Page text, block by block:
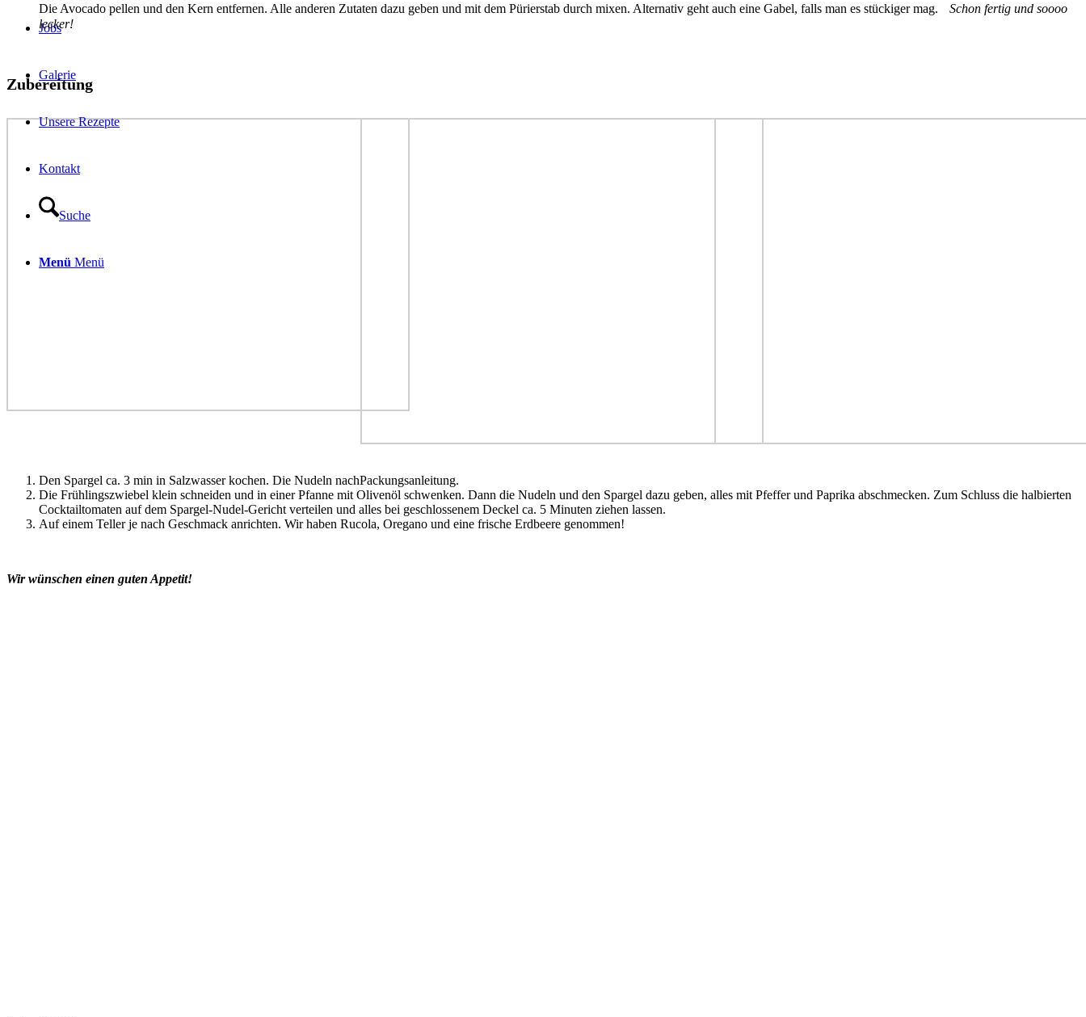
Jobs
Galerie
Unsere Rezepte
Kontakt
Suche
Menü Menü
Die Avocado pellen und den Kern entfernen. Alle anderen Zutaten dazu geben und mit dem Pürierstab durch mixen. Alternativ geht auch eine Gabel, falls man es stückiger mag. Schon fertig und soooo
lecker!
Zubereitung
Den Spargel ca. 3 min in Salzwasser kochen. Die Nudeln nachPackungsanleitung.
Die Frühlingszwiebel klein schneiden und in einer Pfanne mit Olivenöl schwenken. Dann die Nudeln und den Spargel dazu geben, alles mit Pfeffer und Paprika abschmecken. Zum Schluss die halbierten
Cocktailtomaten auf dem Spargel-Nudel-Gericht verteilen und alles bei geschlossenem Deckel ca. 5 Minuten ziehen lassen.
Auf einem Teller je nach Geschmack anrichten. Wir haben Rucola, Oregano und eine frische Erdbeere genommen!
Wir wünschen einen guten Appetit!